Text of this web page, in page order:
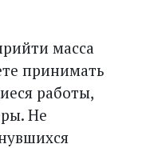
масса
принимать
работы,
Не